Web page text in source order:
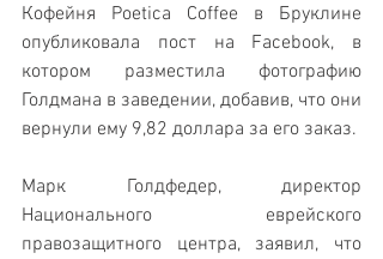
Кофейня Poetica Coffee в Бруклине
опубликовала пост на Facebook, в
котором разместила фотографию
Голдмана в заведении, добавив, что они
вернули ему 9,82 доллара за его заказ.
Марк Голдфедер, директор
Национального еврейского
правозащитного центра, заявил, что